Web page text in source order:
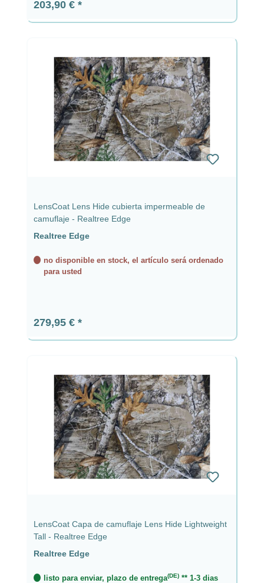
Precio normal:
203,90 €
LensCoat Lens Hide cubierta impermeable de
camuflaje - Realtree Edge
Realtree Edge
no disponible en stock, el artículo será ordenado
para usted
Precio normal:
279,95 €
LensCoat Capa de camuflaje Lens Hide Lightweight
Tall - Realtree Edge
Realtree Edge
listo para enviar, plazo de entrega(DE) ** 1-3 dias